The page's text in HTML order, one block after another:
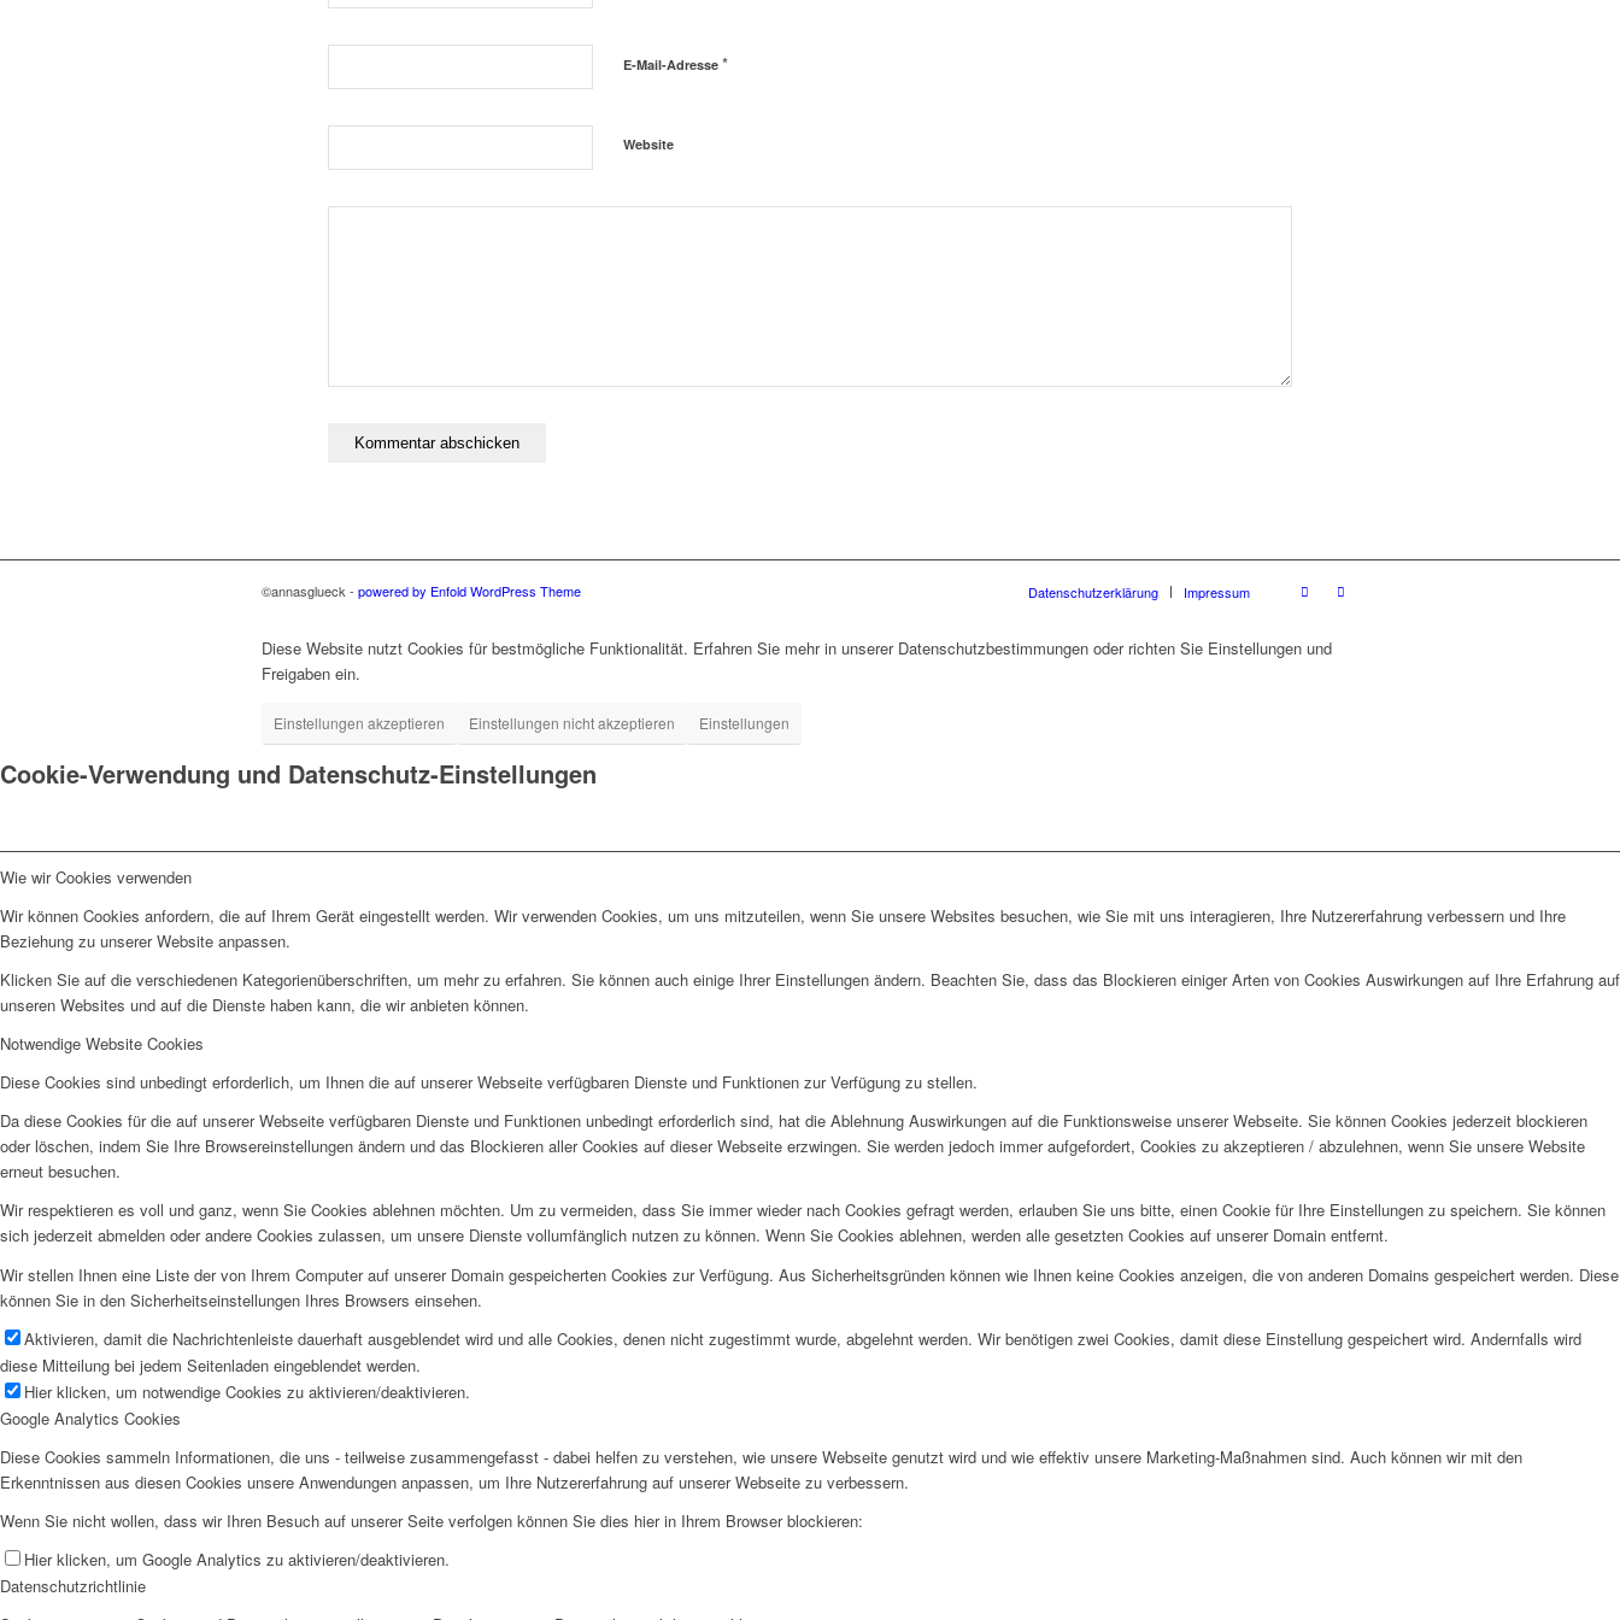
E-Mail-Adresse *
Website
©annasglueck - powered by Enfold WordPress Theme Datenschutzerklärung Impressum
Diese Website nutzt Cookies für bestmögliche Funktionalität. Erfahren Sie mehr in unserer Datenschutzbestimmungen oder richten Sie Einstellungen und
Freigaben ein.
Einstellungen akzeptieren Einstellungen nicht akzeptieren Einstellungen
Cookie-Verwendung und Datenschutz-Einstellungen
Wie wir Cookies verwenden
Wir können Cookies anfordern, die auf Ihrem Gerät eingestellt werden. Wir verwenden Cookies, um uns mitzuteilen, wenn Sie unsere Websites besuchen, wie Sie mit uns interagieren, Ihre Nutzererfahrung verbessern und Ihre
Beziehung zu unserer Website anpassen.
Klicken Sie auf die verschiedenen Kategorienüberschriften, um mehr zu erfahren. Sie können auch einige Ihrer Einstellungen ändern. Beachten Sie, dass das Blockieren einiger Arten von Cookies Auswirkungen auf Ihre Erfahrung auf
unseren Websites und auf die Dienste haben kann, die wir anbieten können.
Notwendige Website Cookies
Diese Cookies sind unbedingt erforderlich, um Ihnen die auf unserer Webseite verfügbaren Dienste und Funktionen zur Verfügung zu stellen.
Da diese Cookies für die auf unserer Webseite verfügbaren Dienste und Funktionen unbedingt erforderlich sind, hat die Ablehnung Auswirkungen auf die Funktionsweise unserer Webseite. Sie können Cookies jederzeit blockieren
oder löschen, indem Sie Ihre Browsereinstellungen ändern und das Blockieren aller Cookies auf dieser Webseite erzwingen. Sie werden jedoch immer aufgefordert, Cookies zu akzeptieren / abzulehnen, wenn Sie unsere Website
erneut besuchen.
Wir respektieren es voll und ganz, wenn Sie Cookies ablehnen möchten. Um zu vermeiden, dass Sie immer wieder nach Cookies gefragt werden, erlauben Sie uns bitte, einen Cookie für Ihre Einstellungen zu speichern. Sie können
sich jederzeit abmelden oder andere Cookies zulassen, um unsere Dienste vollumfänglich nutzen zu können. Wenn Sie Cookies ablehnen, werden alle gesetzten Cookies auf unserer Domain entfernt.
Wir stellen Ihnen eine Liste der von Ihrem Computer auf unserer Domain gespeicherten Cookies zur Verfügung. Aus Sicherheitsgründen können wie Ihnen keine Cookies anzeigen, die von anderen Domains gespeichert werden. Diese
können Sie in den Sicherheitseinstellungen Ihres Browsers einsehen.
Aktivieren, damit die Nachrichtenleiste dauerhaft ausgeblendet wird und alle Cookies, denen nicht zugestimmt wurde, abgelehnt werden. Wir benötigen zwei Cookies, damit diese Einstellung gespeichert wird. Andernfalls wird
diese Mitteilung bei jedem Seitenladen eingeblendet werden.
Hier klicken, um notwendige Cookies zu aktivieren/deaktivieren.
Google Analytics Cookies
Diese Cookies sammeln Informationen, die uns - teilweise zusammengefasst - dabei helfen zu verstehen, wie unsere Webseite genutzt wird und wie effektiv unsere Marketing-Maßnahmen sind. Auch können wir mit den
Erkenntnissen aus diesen Cookies unsere Anwendungen anpassen, um Ihre Nutzererfahrung auf unserer Webseite zu verbessern.
Wenn Sie nicht wollen, dass wir Ihren Besuch auf unserer Seite verfolgen können Sie dies hier in Ihrem Browser blockieren:
Hier klicken, um Google Analytics zu aktivieren/deaktivieren.
Datenschutzrichtlinie